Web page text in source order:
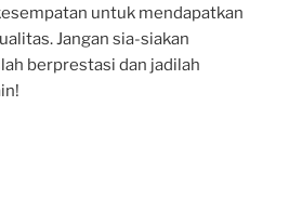
untuk mendapatkan
Jangan sia-siakan
berprestasi dan jadilah